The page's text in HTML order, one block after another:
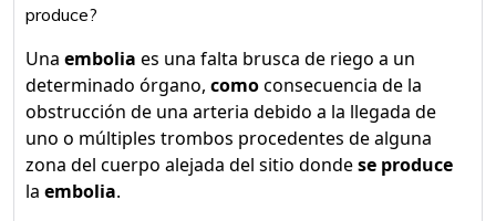
produce?
Una embolia es una falta brusca de riego a un
determinado órgano, comoconsecuencia de la
obstrucción de una arteria debido a la llegada de
uno o múltiples trombos procedentes de alguna
zona del cuerpo alejada del sitio dondese produce
la embolia.